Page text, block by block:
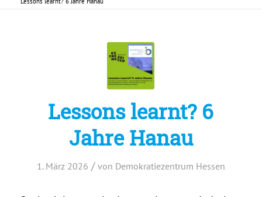
Lessons learnt? 6
Jahre Hanau
1. März 2026 / von Demokratiezentrum Hessen